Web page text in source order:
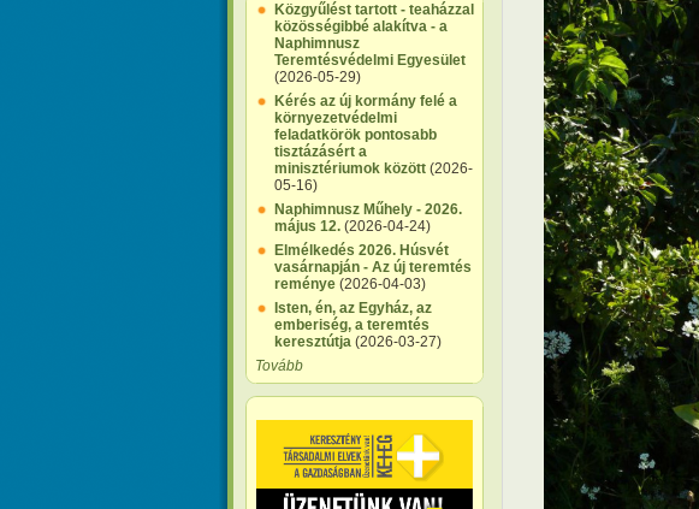
Közgyűlést tartott - teaházzal
közösségibbé alakítva - a
Naphimnusz
Teremtésvédelmi Egyesület
(2026-05-29)
Kérés az új kormány felé a
környezetvédelmi
feladatkörök pontosabb
tisztázásért a
minisztériumok között (2026-
05-16)
Naphimnusz Műhely - 2026.
május 12. (2026-04-24)
Elmélkedés 2026. Húsvét
vasárnapján - Az új teremtés
reménye (2026-04-03)
Isten, én, az Egyház, az
emberiség, a teremtés
keresztútja (2026-03-27)
Tovább